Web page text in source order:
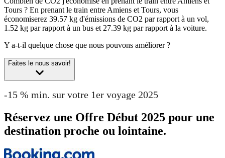
Tours ? En prenant le train entre Amiens et Tours, vous
économiserez 39.57 kg d'émissions de CO2 par rapport à un vol,
1.52 kg par rapport à un bus et 27.39 kg par rapport à la voiture.
Y a-t-il quelque chose que nous pouvons améliorer ?
Faites le nous savoir!
-15 % min. sur votre 1er voyage 2025
Réservez une Offre Début 2025 pour une
destination proche ou lointaine.